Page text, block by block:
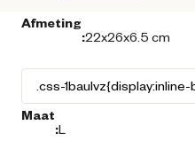
Afmeting
:22x26x6.5 cm
Maat
:L